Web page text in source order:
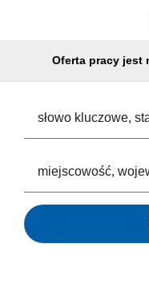
Oferta pracy jest